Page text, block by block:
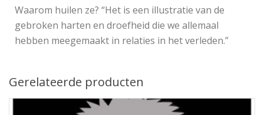
Waarom huilen ze? “Het is een illustratie van de
gebroken harten en droefheid die we allemaal
hebben meegemaakt in relaties in het verleden.”
Gerelateerde producten